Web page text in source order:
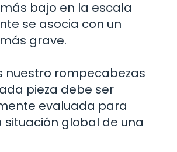
bajo en la escala
se asocia con un
grave.
nuestro rompecabezas
pieza debe ser
evaluada para
situación global de una